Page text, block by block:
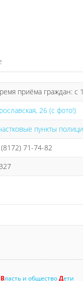
приёма граждан: с
26 (с фото!)
пункты
71-74-82
Власть и обществоДети